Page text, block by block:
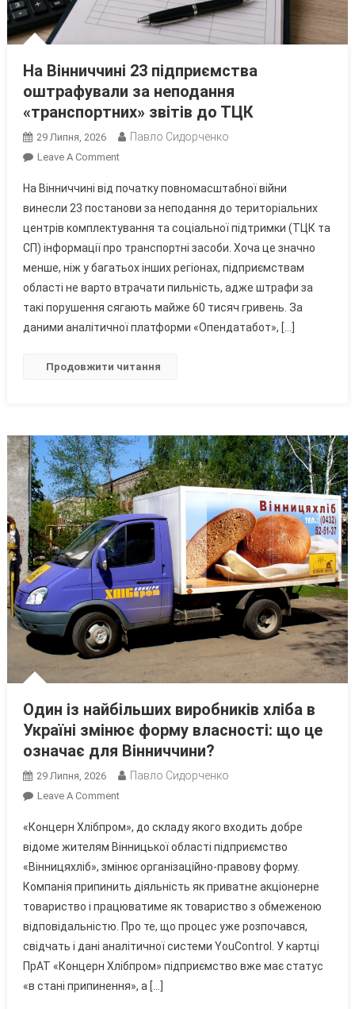
На Вінниччині 23 підприємства
оштрафували за неподання
«транспортних» звітів до ТЦК
29 Липня, 2026 Павло Сидорченко
Leave A CommentOn
Вінниччині
23
Підприємства
Оштрафували
За
Неподання
«транспортних»
Звітів
На Вінниччині від початку повномасштабної війни
винесли 23 постанови за неподання до територіальних
центрів комплектування та соціальної підтримки (ТЦК та
СП) інформації про транспортні засоби. Хоча це значно
менше, ніж у багатьох інших регіонах, підприємствам
області не варто втрачати пильність, адже штрафи за
такі порушення сягають майже 60 тисяч гривень. За
даними аналітичної платформи «Опендатабот», […]
Продовжити читання
Один із найбільших виробників хліба в
Україні змінює форму власності: що це
означає для Вінниччини?
29 Липня, 2026 Павло Сидорченко
Leave A CommentOn
Із
Найбільших
Виробників
Хліба
В
Україні
Змінює
Форму
«Концерн Хлібпром», до складу якого входить добре
відоме жителям Вінницької області підприємство
«Вінницяхліб», змінює організаційно-правову форму.
Компанія припинить діяльність як приватне акціонерне
товариство і працюватиме як товариство з обмеженою
відповідальністю. Про те, що процес уже розпочався,
свідчать і дані аналітичної системи YouControl. У картці
ПрАТ «Концерн Хлібпром» підприємство вже має статус
«в стані припинення», а […]